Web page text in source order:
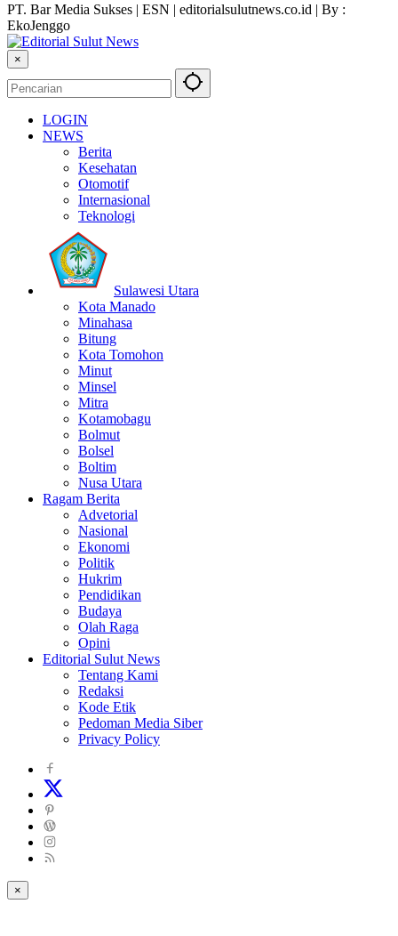
PT. Bar Media Sukses | ESN | editorialsulutnews.co.id | By :
EkoJenggo
×
LOGIN
NEWS
Berita
Kesehatan
Otomotif
Internasional
Teknologi
Sulawesi Utara
Kota Manado
Minahasa
Bitung
Kota Tomohon
Minut
Minsel
Mitra
Kotamobagu
Bolmut
Bolsel
Boltim
Nusa Utara
Ragam Berita
Advetorial
Nasional
Ekonomi
Politik
Hukrim
Pendidikan
Budaya
Olah Raga
Opini
Editorial Sulut News
Tentang Kami
Redaksi
Kode Etik
Pedoman Media Siber
Privacy Policy
×